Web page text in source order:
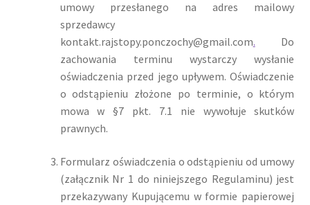
umowy przesłanego na adres mailowy
sprzedawcy
kontakt.rajstopy.ponczochy@gmail.com. Do
zachowania terminu wystarczy wysłanie
oświadczenia przed jego upływem. Oświadczenie
o odstąpieniu złożone po terminie, o którym
mowa w §7 pkt. 7.1 nie wywołuje skutków
prawnych.
Formularz oświadczenia o odstąpieniu od umowy
(załącznik Nr 1 do niniejszego Regulaminu) jest
przekazywany Kupującemu w formie papierowej